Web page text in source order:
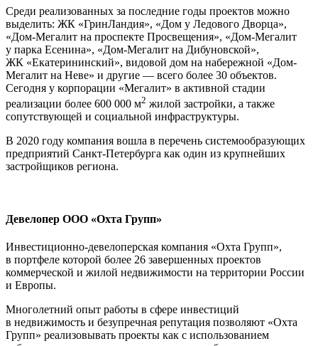
Среди реализованных за последние годы проектов можно
выделить: ЖК «ГринЛандия», «Дом у Ледового Дворца»,
«Дом-Мегалит на проспекте Просвещения», «Дом-Мегалит
у парка Есенина», «Дом-Мегалит на Дибуновской»,
ЖК «Екатерининский», видовой дом на набережной «Дом-
Мегалит на Неве» и другие — всего более 30 объектов.
Сегодня у корпорации «Мегалит» в активной стадии
реализации более 600 000 м2 жилой застройки, а также
сопутствующей и социальной инфраструктуры.
В 2020 году компания вошла в перечень системообразующих
предприятий Санкт-Петербурга как один из крупнейших
застройщиков региона.
Девелопер ООО «Охта Групп»
Инвестиционно-девелоперская компания «Охта Групп»,
в портфеле которой более 26 завершенных проектов
коммерческой и жилой недвижимости на территории России
и Европы.
Многолетний опыт работы в сфере инвестиций
в недвижимость и безупречная репутация позволяют «Охта
Групп» реализовывать проекты как с использованием